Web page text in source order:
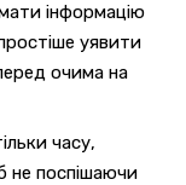
інформацію
уявити
очима на
часу,
не поспішаючи